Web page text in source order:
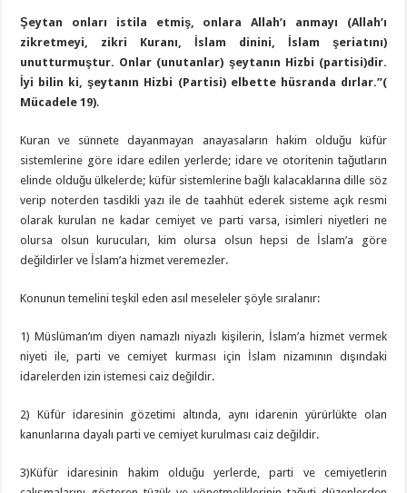
Şeytan onları istila etmiş, onlara Allah’ı anmayı (Allah’ı
zikretmeyi, zikri Kuranı, İslam dinini, İslam şeriatını)
unutturmuştur. Onlar (unutanlar) şeytanın Hizbi (partisi)dir.
İyi bilin ki, şeytanın Hizbi (Partisi) elbette hüsranda dırlar.”(
Mücadele 19).
Kuran ve sünnete dayanmayan anayasaların hakim olduğu küfür
sistemlerine göre idare edilen yerlerde; idare ve otoritenin tağutların
elinde olduğu ülkelerde; küfür sistemlerine bağlı kalacaklarına dille söz
verip noterden tasdikli yazı ile de taahhüt ederek sisteme açık resmi
olarak kurulan ne kadar cemiyet ve parti varsa, isimleri niyetleri ne
olursa olsun kurucuları, kim olursa olsun hepsi de İslam’a göre
değildirler ve İslam’a hizmet veremezler.
Konunun temelini teşkil eden asıl meseleler şöyle sıralanır:
1) Müslüman’ım diyen namazlı niyazlı kişilerin, İslam’a hizmet vermek
niyeti ile, parti ve cemiyet kurması için İslam nizamının dışındaki
idarelerden izin istemesi caiz değildir.
2) Küfür idaresinin gözetimi altında, aynı idarenin yürürlükte olan
kanunlarına dayalı parti ve cemiyet kurulması caiz değildir.
3)Küfür idaresinin hakim olduğu yerlerde, parti ve cemiyetlerin